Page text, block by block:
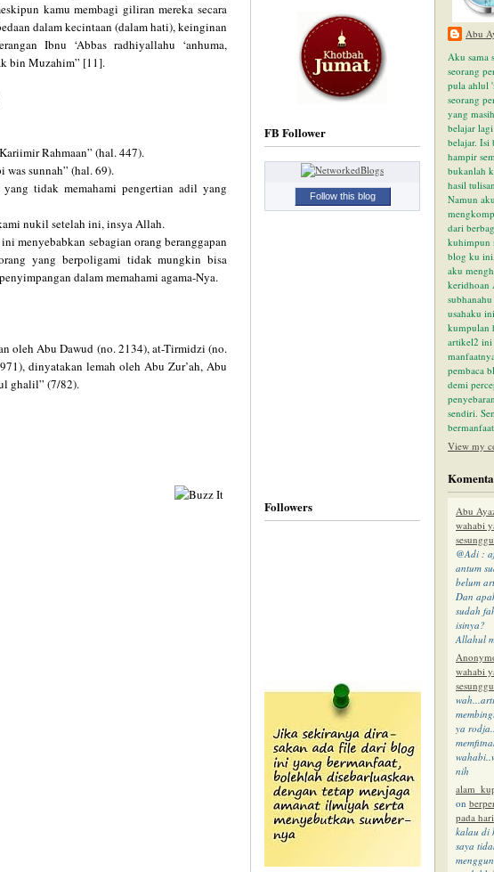
kamu membagi giliran mereka secara
dalam kecintaan (dalam hati), keinginan
Ibnu ‘Abbas radhiyallahu ‘anhuma,
bin Muzahim” [11].
Rahmaan” (hal. 447).
sunnah” (hal. 69).
yang tidak memahami pengertian adil yang
nukil setelah ini, insya Allah.
menyebabkan sebagian orang beranggapan
yang berpoligami tidak mungkin bisa
dalam memahami agama-Nya.
oleh Abu Dawud (no. 2134), at-Tirmidzi (no.
dinyatakan lemah oleh Abu Zur’ah, Abu
ghalil” (7/82).
FB Follower
Follow this blog
Followers
Abu
Aku sama
seorang
pula ahlul
seorang
yang
belajar
belajar. Isi
hampir
bukanlah
hasil
Namun
dari
kuhimpun
blog ku
aku
keridhoan
usahaku
kumpulan
artikel2 ini
pembaca
demi
sendiri.
View my
Abu
wahabi
@Adi :
antum
belum
Dan
sudah
isinya?
Allahul
wahabi
ya
nih
on
pada
kalau di
saya